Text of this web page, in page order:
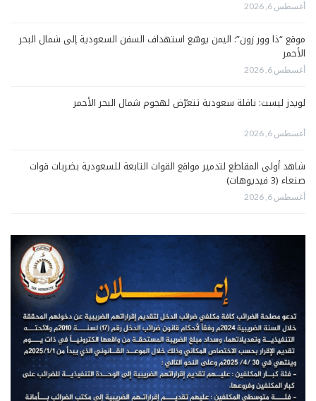
أغسطس 6, 2026
موقع “ذا وور زون”: اليمن يوسّع استهداف السفن السعودية إلى شمال البحر
الأحمر
أغسطس 6, 2026
لويدز ليست: ناقلة سعودية تتعرّض لهجوم شمال البحر الأحمر
أغسطس 6, 2026
شاهد أولى المقاطع لتدمير مواقع القوات التابعة للسعودية بضربات قوات
صنعاء (3 فيديوهات)
أغسطس 6, 2026